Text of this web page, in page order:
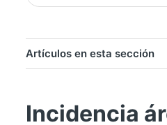
Artículos en esta sección
Incidencia